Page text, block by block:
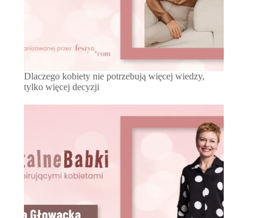
Dlaczego kobiety nie potrzebują więcej wiedzy,
tylko więcej decyzji